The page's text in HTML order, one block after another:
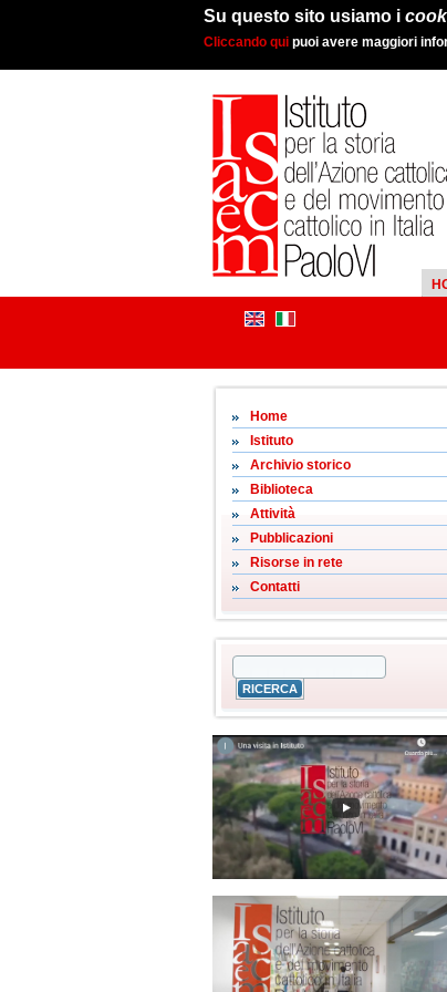
Su questo sito usiamo i
Cliccando qui puoi avere maggiori
Home
Istituto
Archivio storico
Biblioteca
Attività
Pubblicazioni
Risorse in rete
Contatti